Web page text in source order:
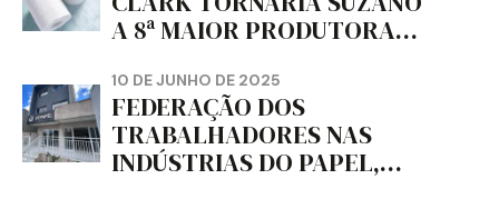
A 8ª MAIOR PRODUTORA
MUNDO, DIZ FITCH
10 DE JUNHO DE 2025
FEDERAÇÃO DOS
TRABALHADORES NAS
INDÚSTRIAS DO PAPEL,